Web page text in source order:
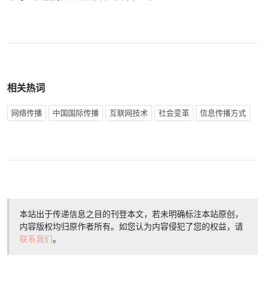
相关热词
网络传播 中国国际传播 互联网技术 社会变革 信息传播方式
本站出于传递信息之目的刊登本文，若未明确标注本站原创，
内容版权均归原作者所有。如您认为内容侵犯了您的权益，请
联系我们。